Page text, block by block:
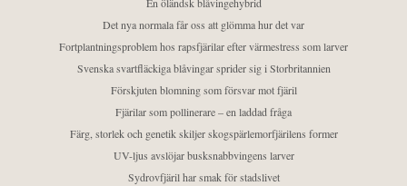
Det nya normala får oss att glömma hur det var
Fortplantningsproblem hos rapsfjärilar efter värmestress som larver
Svenska svartfläckiga blåvingar sprider sig i Storbritannien
Förskjuten blomning som försvar mot fjäril
Fjärilar som pollinerare – en laddad fråga
Färg, storlek och genetik skiljer skogspärlemorfjärilens former
UV-ljus avslöjar busksnabbvingens larver
Sydrovfjäril har smak för stadslivet